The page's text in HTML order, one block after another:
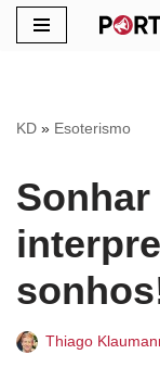
conteúdo
KD » Esoterismo
Thiago